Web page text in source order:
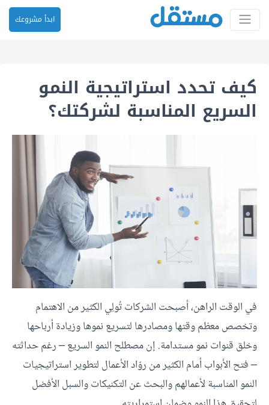
ابدأ مشروعك
كيف تحدد استراتيجية النمو
السريع المناسبة لشركتك؟
في الوقت الراهن، أصبحت الشركات تُولِي الكثير من الاهتمام
وتخصص معظم وقتها ومصادرها لتسريع نموها وزيادة أرباحها
وخلق قنوات نمو مستدامة. إن مصطلح النمو السريع – رغم حداثته
– فتح الأبواب أمام الكثير من روّاد الأعمال لتطوير استراتيجيات
النمو المناسبة لأعمالهم والبحث عن التكنيكات والسبل الأفضل